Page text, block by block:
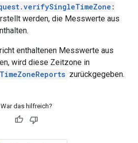
:
werden, die Messwerte aus
enthaltenen Messwerte aus
wird diese Zeitzone in
zurückgegeben.
War das hilfreich?